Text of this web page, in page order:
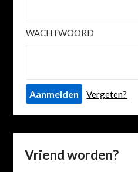
WACHTWOORD
Vergeten?
Vriend worden?